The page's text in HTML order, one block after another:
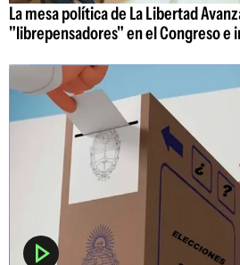
La mesa política de La Libertad
"librepensadores" en el Congreso e